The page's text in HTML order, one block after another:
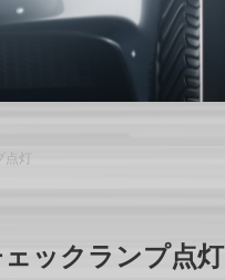
灯
ックランプ点灯